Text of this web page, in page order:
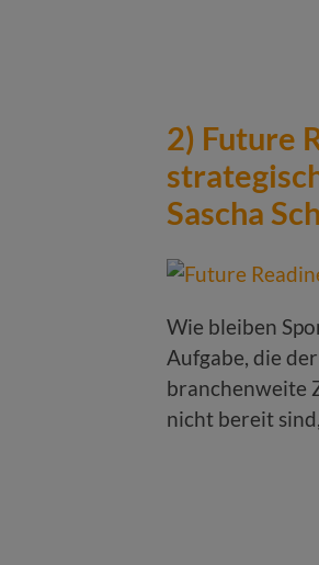
2) Future
Sascha
Wie bleiben
Aufgabe, die
branchenweite
nicht bereit